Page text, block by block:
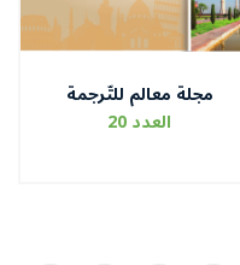
مجلة معالم للتّرجمة
العدد 20